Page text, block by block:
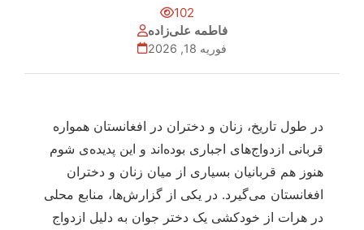
102
فاطمه علی‌زاده
فوریه 18, 2026
در طول تاریخ، زنان و دختران در افغانستان همواره
قربانی ازدواج‌های اجباری بوده‌اند و این پدیده‌ی شوم
هنوز هم قربانیان بسیاری از میان زنان و دختران
افغانستان می‌گیرد. در یکی از گزارش‌ها، منابع محلی
در هرات از خودکشی یک دختر جوان به دلیل ازدواج